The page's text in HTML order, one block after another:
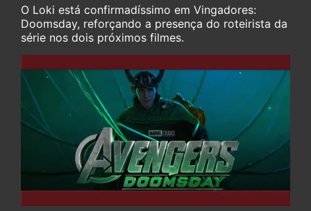
O Loki está confirmadíssimo em Vingadores:
Doomsday, reforçando a presença do roteirista da
série nos dois próximos filmes.